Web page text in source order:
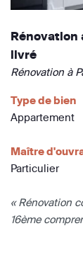
Rénovation
livré
Rénovation à
Type de bien
Appartement
Maître
Particulier
« Rénovation
16ème